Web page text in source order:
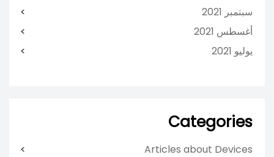
سبتمبر 2021
أغسطس 2021
يوليو 2021
Categories
Articles about Devices